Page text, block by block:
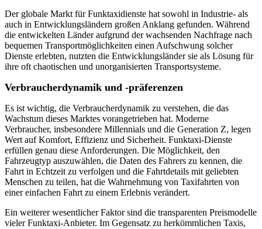
Der globale Markt für Funktaxidienste hat sowohl in Industrie- als
auch in Entwicklungsländern großen Anklang gefunden. Während
die entwickelten Länder aufgrund der wachsenden Nachfrage nach
bequemen Transportmöglichkeiten einen Aufschwung solcher
Dienste erlebten, nutzten die Entwicklungsländer sie als Lösung für
ihre oft chaotischen und unorganisierten Transportsysteme.
Verbraucherdynamik und -präferenzen
Es ist wichtig, die Verbraucherdynamik zu verstehen, die das
Wachstum dieses Marktes vorangetrieben hat. Moderne
Verbraucher, insbesondere Millennials und die Generation Z, legen
Wert auf Komfort, Effizienz und Sicherheit. Funktaxi-Dienste
erfüllen genau diese Anforderungen. Die Möglichkeit, den
Fahrzeugtyp auszuwählen, die Daten des Fahrers zu kennen, die
Fahrt in Echtzeit zu verfolgen und die Fahrtdetails mit geliebten
Menschen zu teilen, hat die Wahrnehmung von Taxifahrten von
einer einfachen Fahrt zu einem Erlebnis verändert.
Ein weiterer wesentlicher Faktor sind die transparenten Preismodelle
vieler Funktaxi-Anbieter. Im Gegensatz zu herkömmlichen Taxis,